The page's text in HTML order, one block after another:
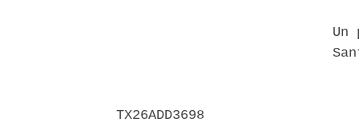
Un